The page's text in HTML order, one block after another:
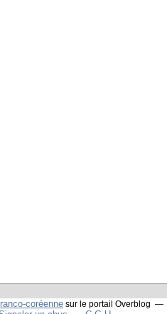
coréenne sur le portail Overblog